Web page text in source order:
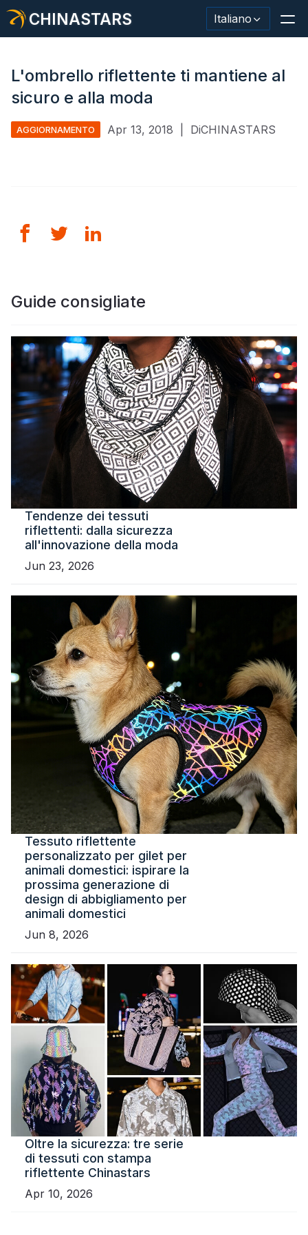
CHINASTARS Italiano
Lavaggio industriale Trim
Catalogare
Video
Contatto
L'ombrello riflettente ti mantiene al
sicuro e alla moda
AGGIORNAMENTO Apr 13, 2018 DiCHINASTARS
Guide consigliate
Tendenze dei tessuti
riflettenti: dalla sicurezza
all'innovazione della moda
Jun 23, 2026
Tessuto riflettente
personalizzato per gilet per
animali domestici: ispirare la
prossima generazione di
design di abbigliamento per
animali domestici
Jun 8, 2026
Oltre la sicurezza: tre serie
di tessuti con stampa
riflettente Chinastars
Apr 10, 2026